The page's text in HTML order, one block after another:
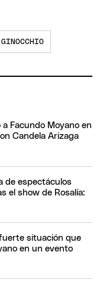
GINOCCHIO
Facundo Moyano en
Candela Arizaga
de espectáculos
el show de Rosalía:
situación que
en un evento